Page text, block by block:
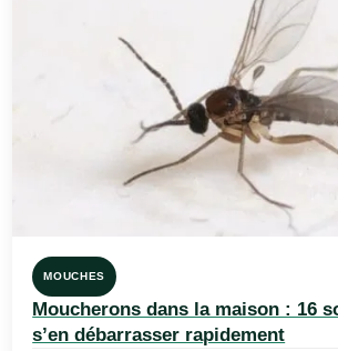
MOUCHES
Moucherons dans la maison : 16
s’en débarrasser rapidement